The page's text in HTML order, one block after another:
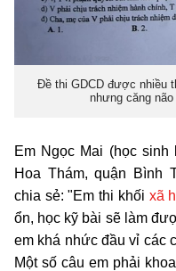
Đề thi GDCD được nhiều
nhưng căng
Em Ngọc Mai (học
Hoa Thám, quận Bình
chia sẻ: "Em thi khối xã
ổn, học kỹ bài sẽ làm
em khá nhức đầu vỉ các
Một số câu em phải